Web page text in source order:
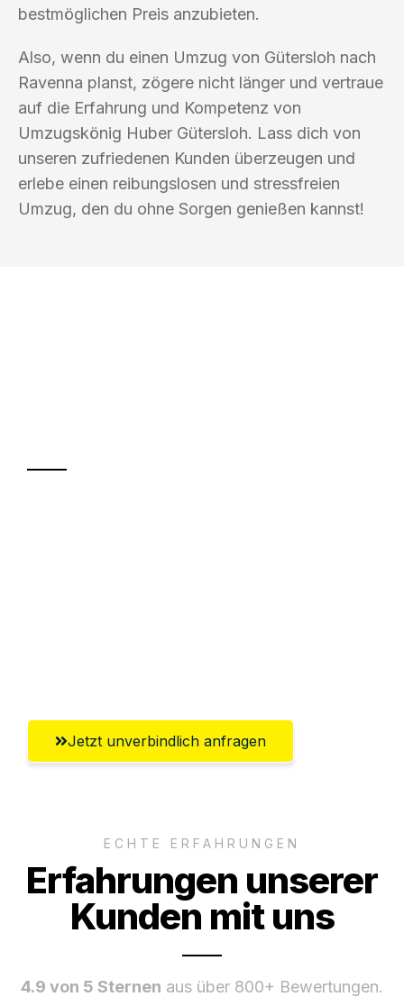
bestmöglichen Preis anzubieten.
Also, wenn du einen Umzug von Gütersloh nach
Ravenna planst, zögere nicht länger und vertraue
auf die Erfahrung und Kompetenz von
Umzugskönig Huber Gütersloh. Lass dich von
unseren zufriedenen Kunden überzeugen und
erlebe einen reibungslosen und stressfreien
Umzug, den du ohne Sorgen genießen kannst!
Jetzt unverbindlich anfragen
ECHTE ERFAHRUNGEN
Erfahrungen unserer
Kunden mit uns
4.9 von 5 Sternen aus über 800+ Bewertungen.